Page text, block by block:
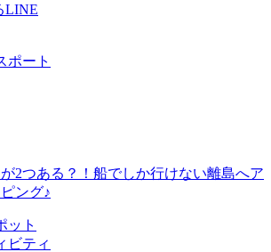
LINE
2つある？！船でしか行けない離島へア
ング♪
ット
ビティ